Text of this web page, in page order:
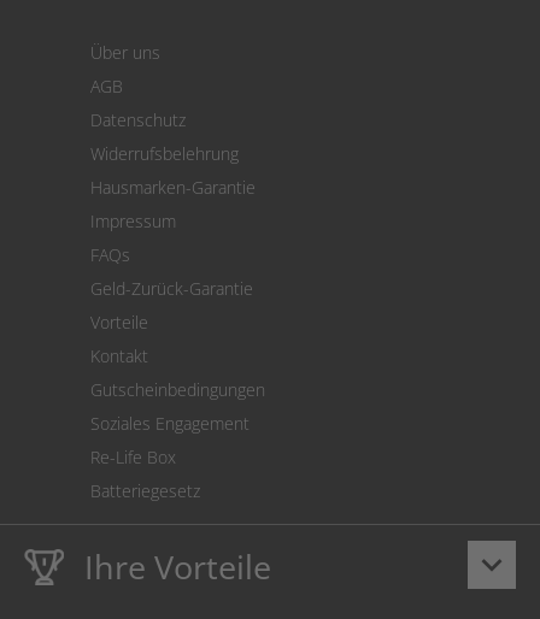
Cookie Einstellungen
Über uns
AGB
Datenschutz
Widerrufsbelehrung
Hausmarken-Garantie
Impressum
FAQs
Geld-Zurück-Garantie
Vorteile
Kontakt
Gutscheinbedingungen
Soziales Engagement
Re-Life Box
Batteriegesetz
keyboard_arrow_down
Ihre Vorteile